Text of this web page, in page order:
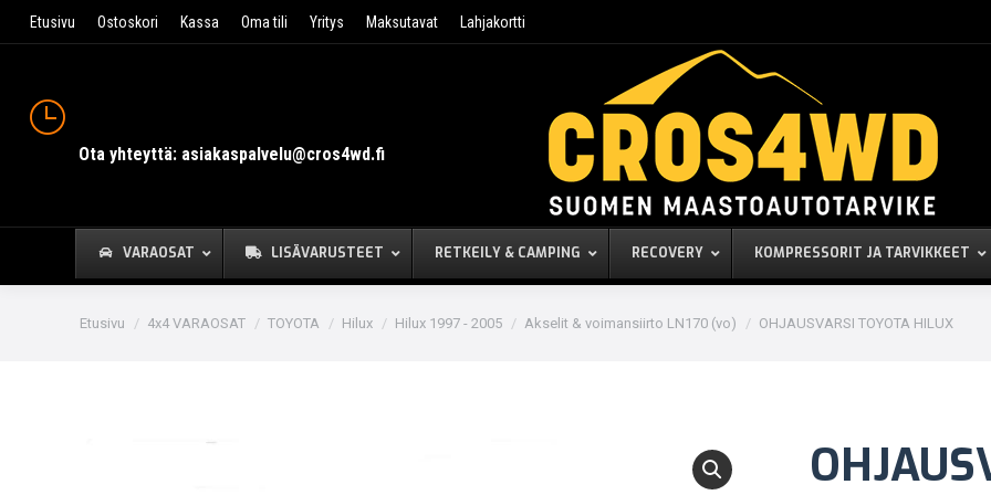
Etusivu Ostoskori Kassa Oma tili Yritys Maksutavat Lahjakortti
Ota yhteyttä: asiakaspalvelu@cros4wd.fi
VARAOSAT LISÄVARUSTEET RETKEILY & CAMPING RECOVERY KOMPRESSORIT JA TARVIKKEET
You are here:
Etusivu 4x4 VARAOSAT TOYOTA Hilux Hilux 1997 - 2005 Akselit & voimansiirto LN170 (vo) OHJAUSVARSI TOYOTA HILUX